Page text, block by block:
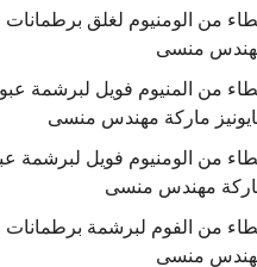
من الومنيوم لغلق برطمانات
منسى
من المنيوم فويل لبرشمة
ماركة مهندس منسى
من الومنيوم فويل لبرشمة
مهندس منسى
من الفوم لبرشمة برطمانات
منسى